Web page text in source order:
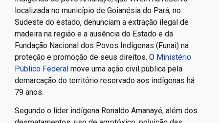
localizada no município de Goianésia do Pará, no
Sudeste do estado, denunciam a extração ilegal de
madeira na região e a ausência do Estado e da
Fundação Nacional dos Povos Indígenas (Funai) na
proteção e promoção de seus direitos. O Ministério
Público Federal move uma ação civil pública pela
demarcação do território reservado aos indígenas há
79 anos.
Segundo o líder indígena Ronaldo Amanayé, além dos